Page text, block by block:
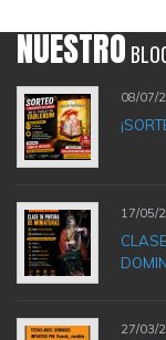
NUESTRO
08/07/
17/05/
27/03/